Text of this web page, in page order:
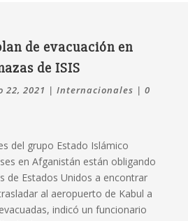
de evacuación en
de ISIS
22, 2021 | Internacionales | 0
del grupo Estado Islámico
en Afganistán están obligando
de Estados Unidos a encontrar
al aeropuerto de Kabul a
indicó un funcionario